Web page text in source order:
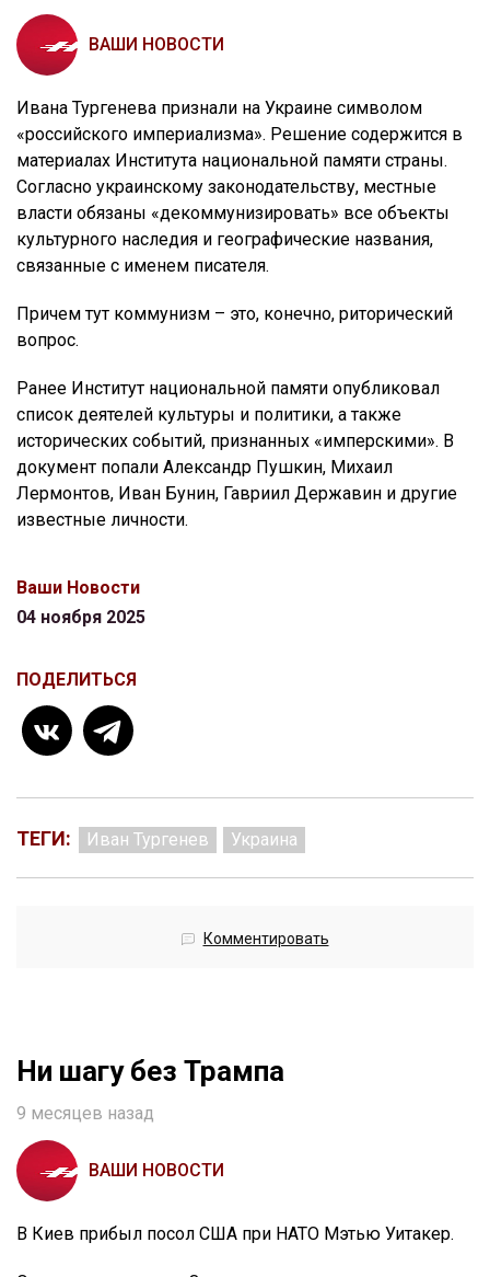
ВАШИ НОВОСТИ
Ивана Тургенева признали на Украине символом
«российского империализма». Решение содержится в
материалах Института национальной памяти страны.
Согласно украинскому законодательству, местные
власти обязаны «декоммунизировать» все объекты
культурного наследия и географические названия,
связанные с именем писателя.
Причем тут коммунизм – это, конечно, риторический
вопрос.
Ранее Институт национальной памяти опубликовал
список деятелей культуры и политики, а также
исторических событий, признанных «имперскими». В
документ попали Александр Пушкин, Михаил
Лермонтов, Иван Бунин, Гавриил Державин и другие
известные личности.
Ваши Новости
04 ноября 2025
ПОДЕЛИТЬСЯ
ТЕГИ: Иван Тургенев Украина
Комментировать
Ни шагу без Трампа
9 месяцев назад
ВАШИ НОВОСТИ
В Киев прибыл посол США при НАТО Мэтью Уитакер.